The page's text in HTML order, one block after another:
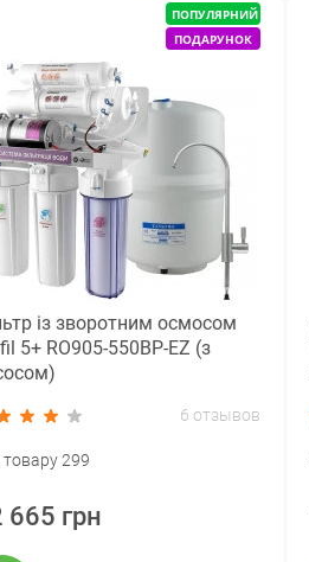
ПОПУЛЯРНИЙ
ПОДАРУНОК
із зворотним осмосом
5+ RO905-550BP-EZ (з
6 отзывов
товару 299
665 грн